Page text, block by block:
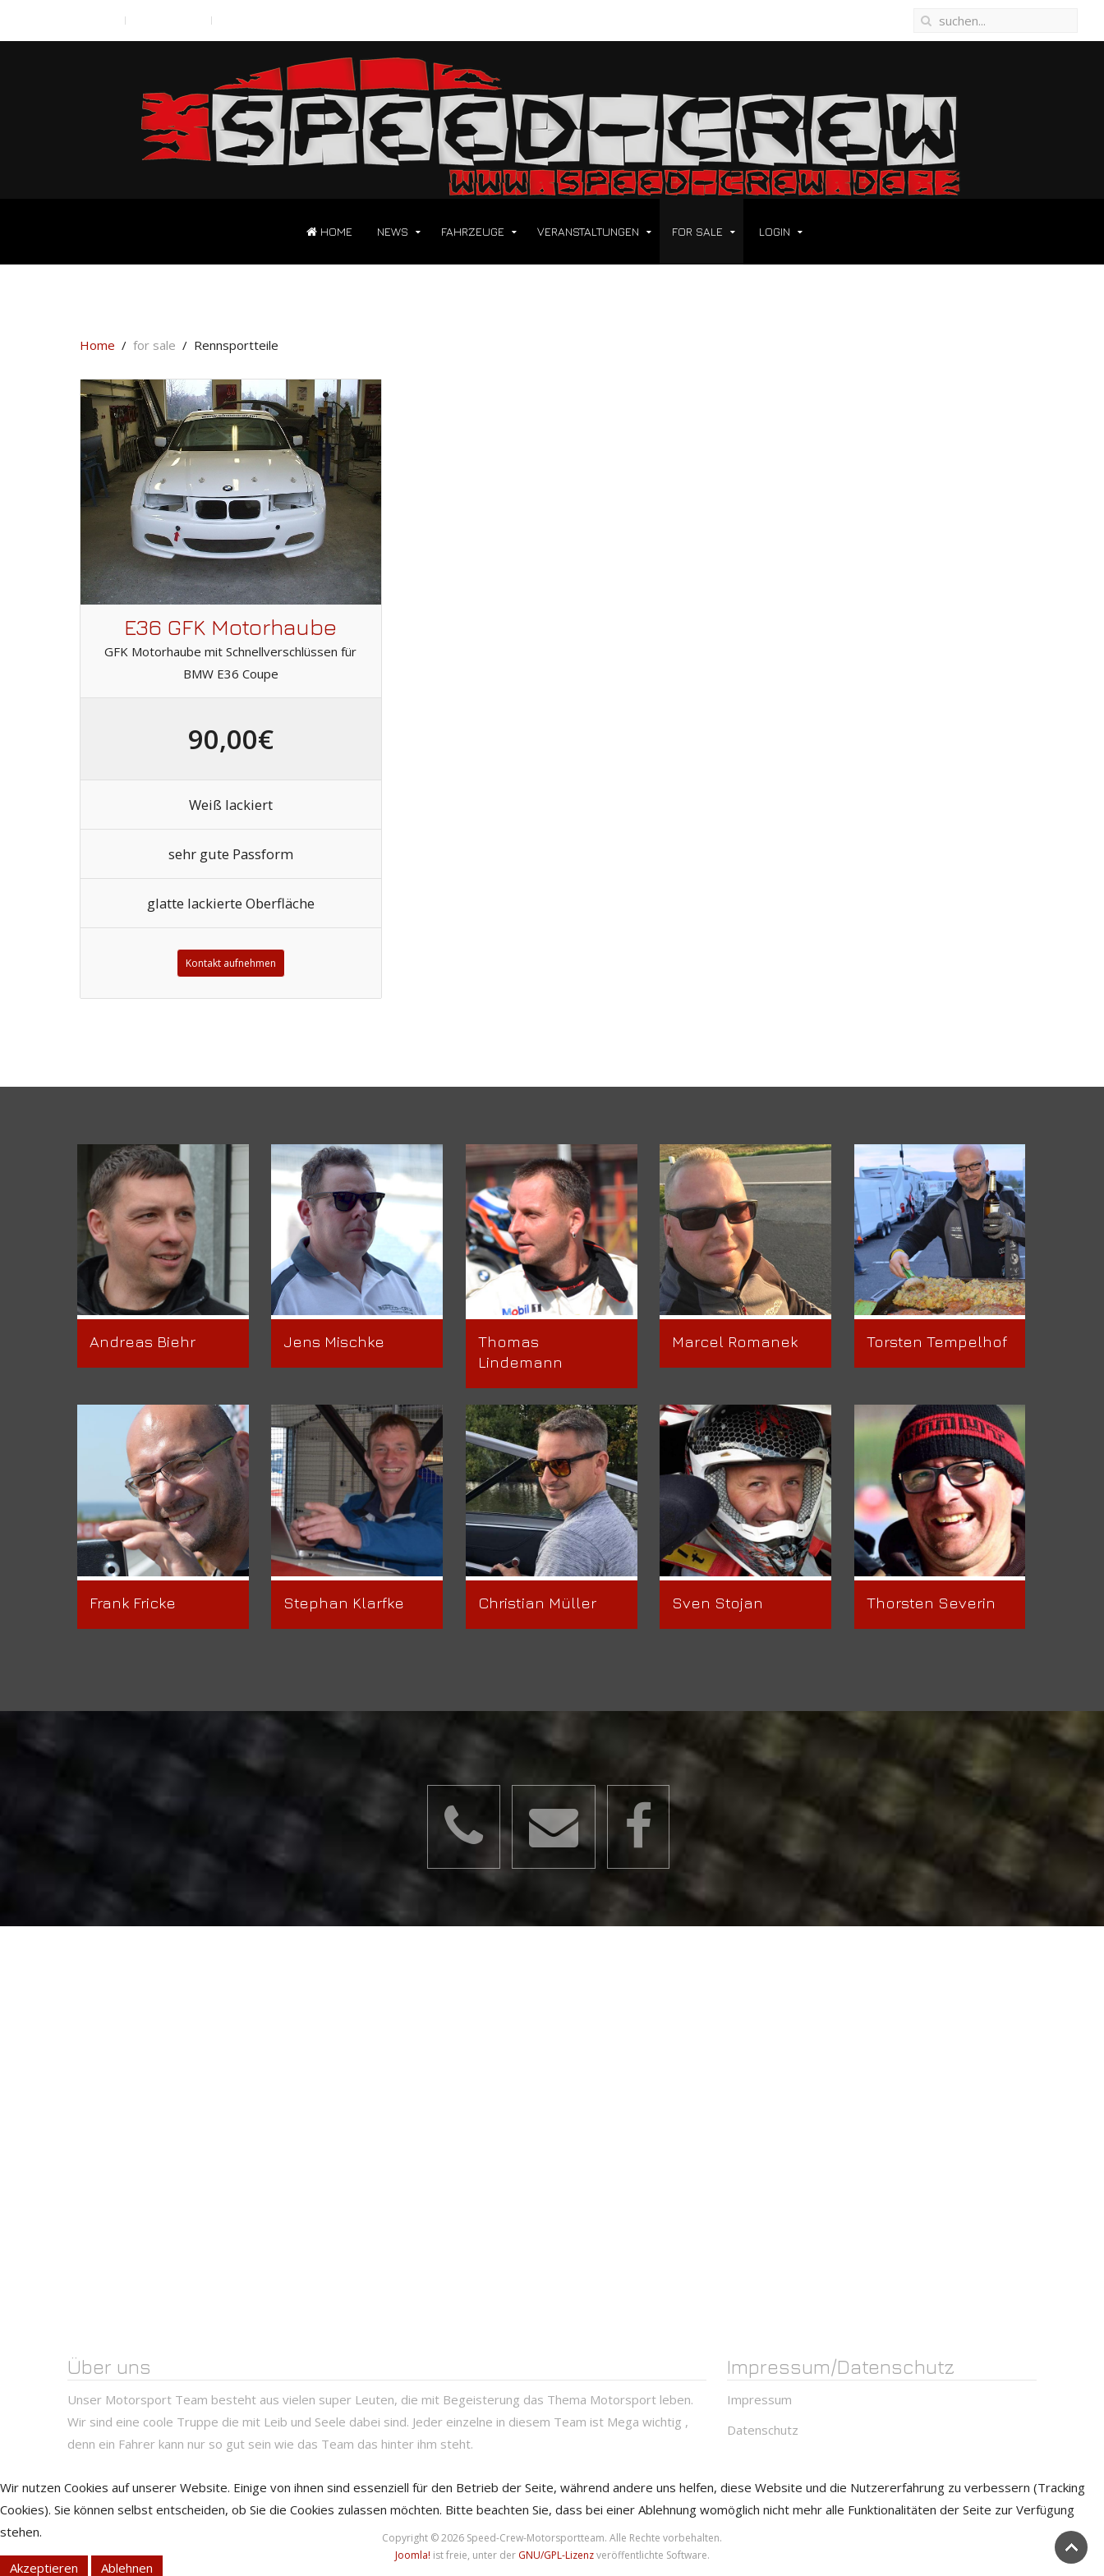
HOME NEWS FAHRZEUGE VERANSTALTUNGEN FOR SALE LOGIN
Home for sale Rennsportteile
E36 GFK Motorhaube
GFK Motorhaube mit Schnellverschlüssen für
BMW E36 Coupe
90,00€
Weiß lackiert
sehr gute Passform
glatte lackierte Oberfläche
Kontakt aufnehmen
Andreas Biehr Jens Mischke
Thomas
Lindemann
Marcel Romanek Torsten Tempelhof
Frank Fricke Stephan Klarfke Christian Müller Sven Stojan Thorsten Severin
Über uns
Unser Motorsport Team besteht aus vielen super Leuten, die mit Begeisterung das Thema Motorsport leben.
Wir sind eine coole Truppe die mit Leib und Seele dabei sind. Jeder einzelne in diesem Team ist Mega wichtig ,
denn ein Fahrer kann nur so gut sein wie das Team das hinter ihm steht.
Impressum/Datenschutz
Impressum
Datenschutz
Copyright © 2026 Speed-Crew-Motorsportteam. Alle Rechte vorbehalten.
Joomla! ist freie, unter der GNU/GPL-Lizenzveröffentlichte Software.
Wir nutzen Cookies auf unserer Website. Einige von ihnen sind essenziell für den Betrieb der Seite, während andere uns helfen, diese Website und die Nutzererfahrung zu verbessern (Tracking
Cookies). Sie können selbst entscheiden, ob Sie die Cookies zulassen möchten. Bitte beachten Sie, dass bei einer Ablehnung womöglich nicht mehr alle Funktionalitäten der Seite zur Verfügung
stehen.
Akzeptieren Ablehnen